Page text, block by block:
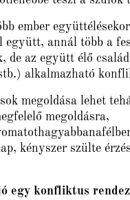
ember
együtt, annál több a
de az együtt élő
alkalmazható
megoldása lehet
megoldásra,
kényszer szülte
egy konfliktus